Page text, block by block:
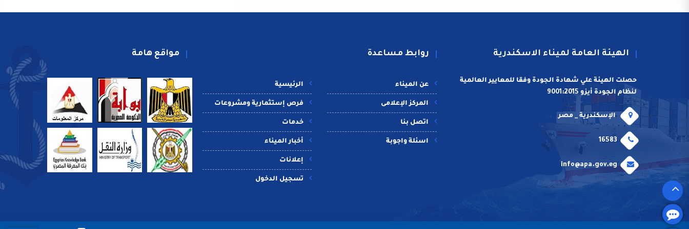
الهيئة العامة لميناء الاسكندرية
حصلت الهيئة علي شهادة الجودة وفقا للمعايير العالمية
لنظام الجودة أيزو 9001:2015
الإسكندرية _ مصر
16583
info@apa.gov.eg
روابط مساعدة
الرئيسية
فرص إستثمارية ومشروعات
خدمات
أخبار الميناء
إعلانات
تسجيل الدخول
عن الميناء
المركز الإعلامى
اتصل بنا
اسئلة واجوبة
مواقع هامة